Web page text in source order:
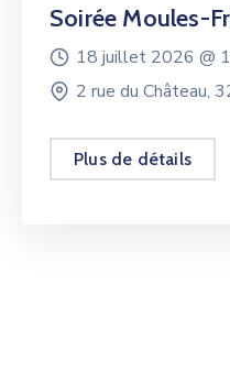
Soirée Moules-
18 juillet 2026 @
2 rue du Château,
Plus de détails